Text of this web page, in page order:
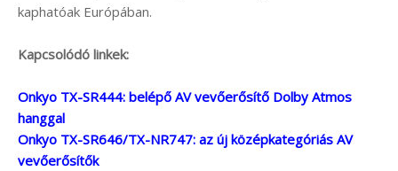
kaphatóak Európában.
Kapcsolódó linkek:
Onkyo TX-SR444: belépő AV vevőerősítő Dolby Atmos
hanggal
Onkyo TX-SR646/TX-NR747: az új középkategóriás AV
vevőerősítők